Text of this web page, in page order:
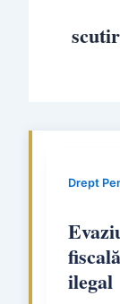
Drept
ilegal